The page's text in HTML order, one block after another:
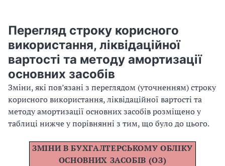
Перегляд строку корисного
використання, ліквідаційної
вартості та методу амортизації
основних засобів
Зміни, які пов’язані з переглядом (уточненням) строку
корисного використання, ліквідаційної вартості та
методу амортизації основних засобів розміщено у
таблиці нижче у порівнянні з тим, що було до цього.
ЗМІНИ В БУХГАЛТЕРСЬКОМУ ОБЛІКУ
ОСНОВНИХ ЗАСОБІВ (ОЗ)